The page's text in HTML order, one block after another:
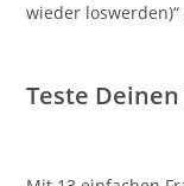
wieder
Teste